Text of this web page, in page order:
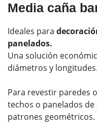
Media caña
Ideales para
panelados.
Una solución
diámetros y longitudes.
Para revestir paredes
techos o panelados
patrones geométricos.